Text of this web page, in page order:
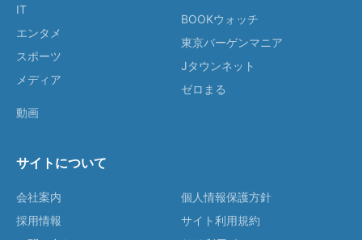
IT
エンタメ
スポーツ
メディア
動画
BOOKウォッチ
東京バーゲンマニア
Jタウンネット
ゼロまる
サイトについて
会社案内
採用情報
個人情報保護方針
サイト利用規約